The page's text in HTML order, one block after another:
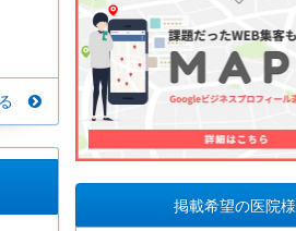
掲載希望の医院様